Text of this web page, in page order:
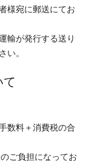
様宛に郵送にてお
輸が発行する送り
い。
て
数料＋消費税の合
ご負担になってお